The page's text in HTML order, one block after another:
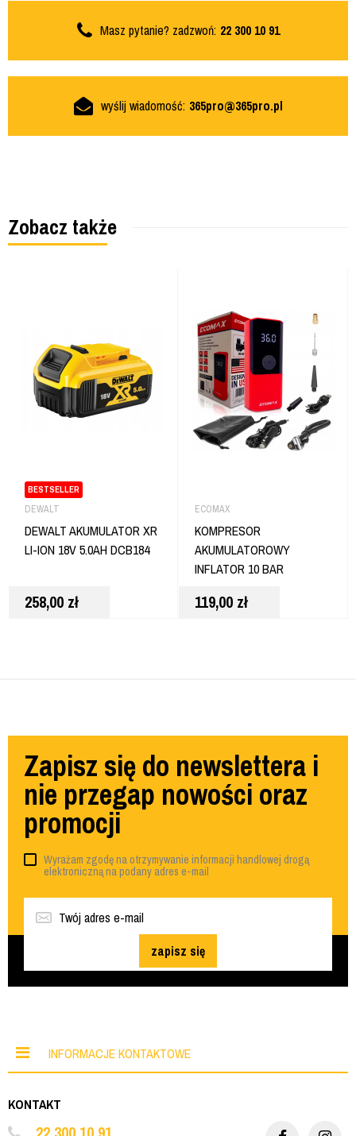
Masz pytanie? zadzwoń: 22 300 10 91
wyślij wiadomość: 365pro@365pro.pl
Zobacz także
BESTSELLER
DEWALT
DEWALT AKUMULATOR XR
LI-ION 18V 5.0AH DCB184
258,00 zł
ECOMAX
KOMPRESOR
AKUMULATOROWY
INFLATOR 10 BAR
LATARKA LED ECOMAX
119,00 zł
Zapisz się do newslettera i
nie przegap nowości oraz
promocji
Wyrażam zgodę na otrzymywanie informacji handlowej drogą
elektroniczną na podany adres e-mail
zapisz się
INFORMACJE KONTAKTOWE
KONTAKT